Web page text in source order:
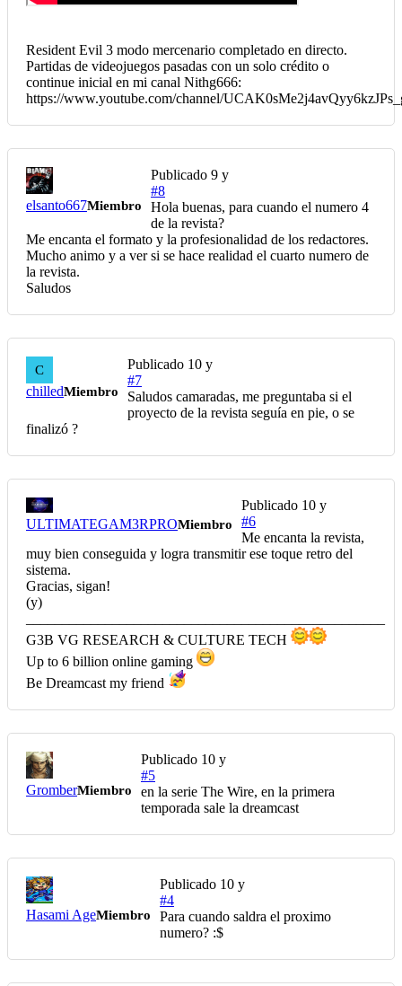
Resident Evil 3 modo mercenario completado en directo.
Partidas de videojuegos pasadas con un solo crédito o
continue inicial en mi canal Nithg666:
https://www.youtube.com/channel/
elsanto667Miembro
Publicado 9 y
#8
Hola buenas, para cuando el numero 4
de la revista?
Me encanta el formato y la profesionalidad de los redactores.
Mucho animo y a ver si se hace realidad el cuarto numero de
la revista.
Saludos
C
chilledMiembro
Publicado 10 y
#7
Saludos camaradas, me preguntaba si el
proyecto de la revista seguía en pie, o se
finalizó ?
ULTIMATEGAM3RPROMiembro
Publicado 10 y
#6
Me encanta la revista,
muy bien conseguida y logra transmitir ese toque retro del
sistema.
Gracias, sigan!
(y)
G3B VG RESEARCH & CULTURE TECH
Up to 6 billion online gaming
Be Dreamcast my friend
GromberMiembro
Publicado 10 y
#5
en la serie The Wire, en la primera
temporada sale la dreamcast
Hasami AgeMiembro
Publicado 10 y
#4
Para cuando saldra el proximo
numero? :$